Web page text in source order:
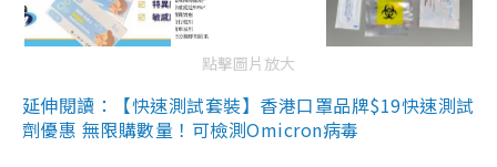
點擊圖片放大
延伸閱讀：【快速測試套裝】香港口罩品牌$19快速測試
劑優惠 無限購數量！可檢測Omicron病毒